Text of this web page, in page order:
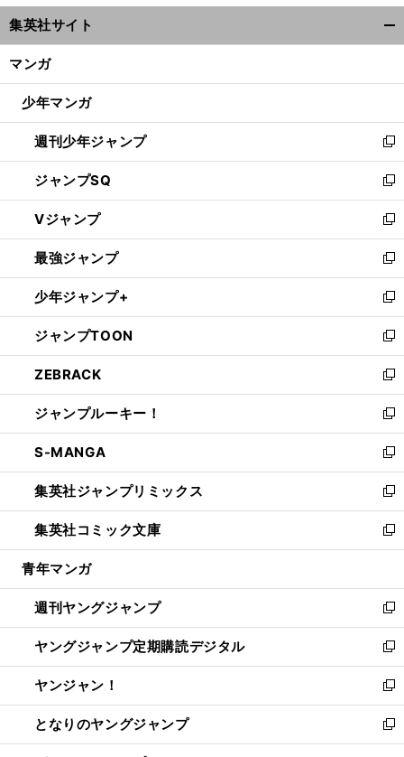
ウ
ィ
ン
ウ
開
く
集英社サイト
マンガ
少年マンガ
週刊少年ジャンプ
新
し
い
ウ
ィ
ン
ド
ウ
で
開
く
ジャンプSQ
新
し
い
ウ
ィ
ン
ド
ウ
で
開
く
Vジャンプ
新
し
い
ウ
ィ
ン
ド
ウ
で
開
く
最強ジャンプ
新
し
い
ウ
ィ
ン
ド
ウ
で
開
く
少年ジャンプ+
新
し
い
ウ
ィ
ン
ド
ウ
で
開
く
ジャンプTOON
新
し
い
ウ
ィ
ン
ド
ウ
で
開
く
ZEBRACK
新
し
い
ウ
ィ
ン
ド
ウ
で
開
ジャンプルーキー！
新
し
い
ウ
ィ
ン
ド
ウ
開
く
S-MANGA
新
し
い
ウ
ィ
ン
ウ
で
開
く
集英社ジャンプリミックス
新
し
い
ウ
ン
ド
ウ
で
開
く
集英社コミック文庫
新
し
ウ
ィ
ン
ド
ウ
で
開
く
青年マンガ
週刊ヤングジャンプ
新
し
い
ウ
ィ
ン
ド
ウ
ヤングジャンプ定期購読デジタル
新
し
い
ウ
ィ
ン
ヤンジャン！
新
し
い
ウ
となりのヤングジャンプ
新
し